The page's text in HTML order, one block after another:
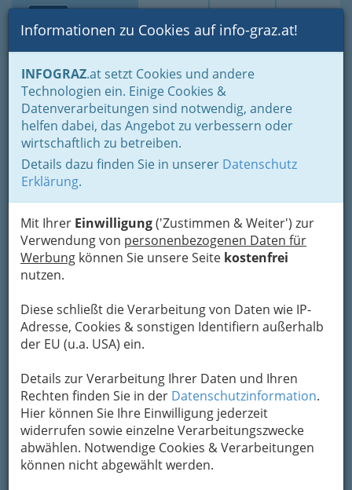
Suche Login Toggle
Informationen zu Cookies auf info-graz.at!
INFOGRAZ.at setzt Cookies und andere
Technologien ein. Einige Cookies &
Datenverarbeitungen sind notwendig, andere
helfen dabei, das Angebot zu verbessern oder
wirtschaftlich zu betreiben.
Details dazu finden Sie in unserer Datenschutz
Erklärung.
Mit Ihrer Einwilligung('Zustimmen & Weiter') zur
Verwendung von personenbezogenen Daten für
Werbung können Sie unsere Seite kostenfrei
nutzen.
Diese schließt die Verarbeitung von Daten wie IP-
Adresse, Cookies & sonstigen Identifiern außerhalb
der EU (u.a. USA) ein.
Details zur Verarbeitung Ihrer Daten und Ihren
Rechten finden Sie in der Datenschutzinformation.
Hier können Sie Ihre Einwilligung jederzeit
widerrufen sowie einzelne Verarbeitungszwecke
abwählen. Notwendige Cookies & Verarbeitungen
können nicht abgewählt werden.
Home Branchen
Einkaufen & Schenken - der Handel
Der Handel nach WKO-Gliederung
Foto-und Optik- & Medizinproduktehandel
Elektro-med. Apparate bzw. Geräte
Gambro Hospal Austria
GmbH
St.-Peter-Hauptstraße 208, 8042 Graz
Adresse mit Google Maps anschauen